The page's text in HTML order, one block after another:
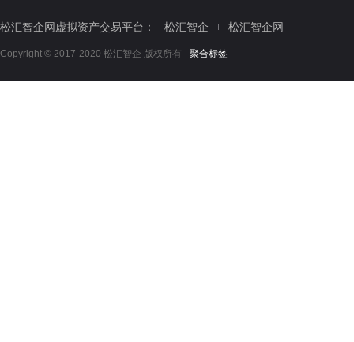
松汇智企网虚拟资产交易平台： 松汇智企 松汇智企网
Copyright © 2017-2020 松汇智企 版权所有 聚合标签